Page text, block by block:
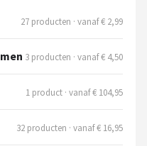
27 producten · vanaf € 2,99
3 producten · vanaf € 4,50
1 product · vanaf € 104,95
32 producten · vanaf € 16,95